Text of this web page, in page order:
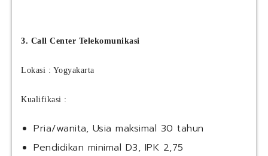
3. Call Center Telekomunikasi
Lokasi : Yogyakarta
Kualifikasi :
Pria/wanita, Usia maksimal 30 tahun
Pendidikan minimal D3, IPK 2,75